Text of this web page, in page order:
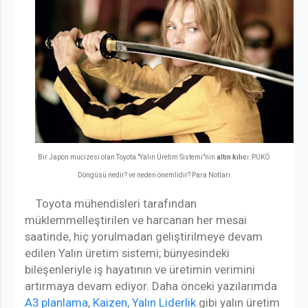
Bir Japon mucizesi olan Toyota "Yalın Üretim Sistemi"nin altın kılıcı: PUKÖ
Döngüsü nedir? ve neden önemlidir? Para Notları
Toyota mühendisleri tarafından
müklemmelleştirilen ve harcanan her mesai
saatinde, hiç yorulmadan geliştirilmeye devam
edilen Yalın üretim sistemi; bünyesindeki
bileşenleriyle iş hayatının ve üretimin verimini
artırmaya devam ediyor. Daha önceki yazılarımda
A3 planlama, Kaizen, Yalın Liderlik gibi yalın üretim